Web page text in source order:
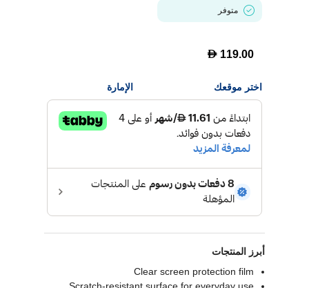
متوفر
D 119.00
اختر موقعك الإمارة
أبرز المنتجات
Clear screen protection film